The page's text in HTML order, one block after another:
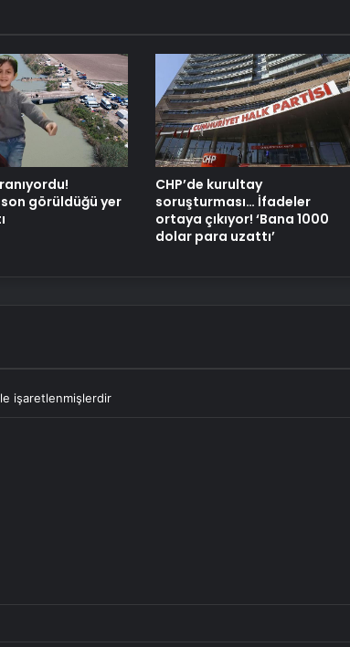
Doğal Güzelliğin Bilimi: Cilt, Saç ve
Kirpiklerde Etkili Sonuçlar
Datahost İle Güvenilir Sunucu
Hizmetleri
son görüldüğü yer
CHP’de kurultay
soruşturması… İfadeler
ortaya çıkıyor! ‘Bana 1000
dolar para uzattı’
işaretlenmişlerdir